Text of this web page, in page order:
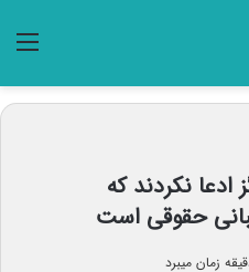
ادعا نکردند که
حقوقی است